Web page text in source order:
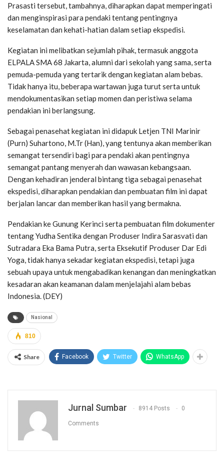
Prasasti tersebut, tambahnya, diharapkan dapat memperingati
dan menginspirasi para pendaki tentang pentingnya
keselamatan dan kehati-hatian dalam setiap ekspedisi.
Kegiatan ini melibatkan sejumlah pihak, termasuk anggota
ELPALA SMA 68 Jakarta, alumni dari sekolah yang sama, serta
pemuda-pemuda yang tertarik dengan kegiatan alam bebas.
Tidak hanya itu, beberapa wartawan juga turut serta untuk
mendokumentasikan setiap momen dan peristiwa selama
pendakian ini berlangsung.
Sebagai penasehat kegiatan ini didapuk Letjen TNI Marinir
(Purn) Suhartono, M.Tr (Han), yang tentunya akan memberikan
semangat tersendiri bagi para pendaki akan pentingnya
semangat pantang menyerah dan wawasan kebangsaan.
Dengan kehadiran jenderal bintang tiga sebagai penasehat
ekspedisi, diharapkan pendakian dan pembuatan film ini dapat
berjalan lancar dan memberikan hasil yang bermakna.
Pendakian ke Gunung Kerinci serta pembuatan film dokumenter
tentang Yudha Sentika dengan Produser Indira Sarasvati dan
Sutradara Eka Bama Putra, serta Eksekutif Produser Dar Edi
Yoga, tidak hanya sekadar kegiatan ekspedisi, tetapi juga
sebuah upaya untuk mengabadikan kenangan dan meningkatkan
kesadaran akan keamanan dalam menjelajahi alam bebas
Indonesia. (DEY)
Nasional
810
Share Facebook Twitter WhatsApp
Jurnal Sumbar 8914 Posts 0
Comments